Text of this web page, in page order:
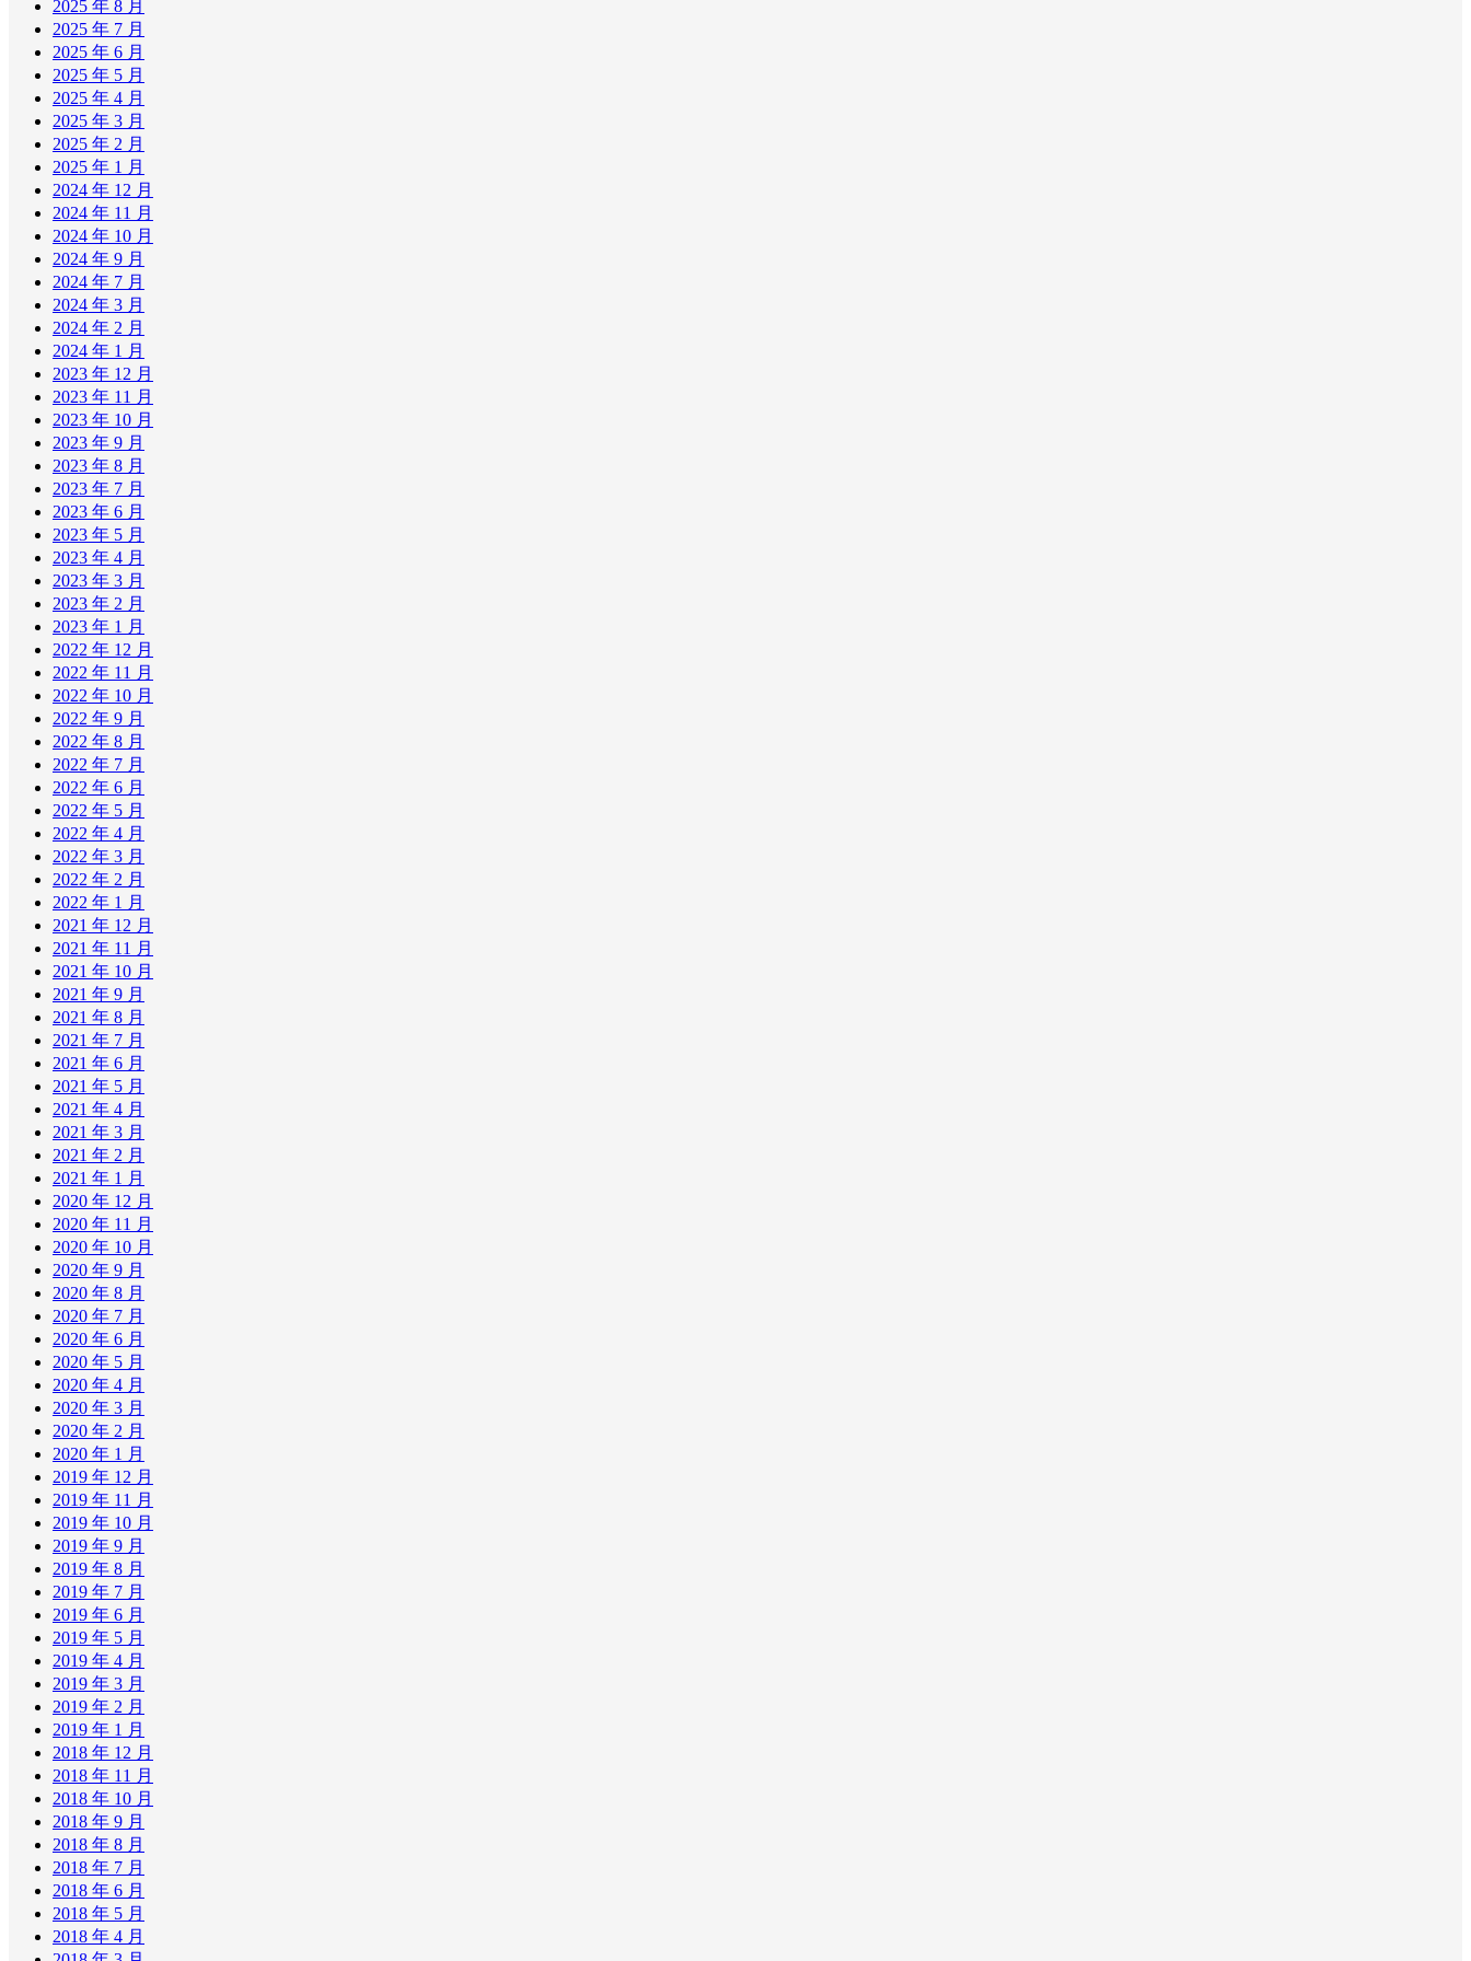
2025 年 8 月
2025 年 7 月
2025 年 6 月
2025 年 5 月
2025 年 4 月
2025 年 3 月
2025 年 2 月
2025 年 1 月
2024 年 12 月
2024 年 11 月
2024 年 10 月
2024 年 9 月
2024 年 7 月
2024 年 3 月
2024 年 2 月
2024 年 1 月
2023 年 12 月
2023 年 11 月
2023 年 10 月
2023 年 9 月
2023 年 8 月
2023 年 7 月
2023 年 6 月
2023 年 5 月
2023 年 4 月
2023 年 3 月
2023 年 2 月
2023 年 1 月
2022 年 12 月
2022 年 11 月
2022 年 10 月
2022 年 9 月
2022 年 8 月
2022 年 7 月
2022 年 6 月
2022 年 5 月
2022 年 4 月
2022 年 3 月
2022 年 2 月
2022 年 1 月
2021 年 12 月
2021 年 11 月
2021 年 10 月
2021 年 9 月
2021 年 8 月
2021 年 7 月
2021 年 6 月
2021 年 5 月
2021 年 4 月
2021 年 3 月
2021 年 2 月
2021 年 1 月
2020 年 12 月
2020 年 11 月
2020 年 10 月
2020 年 9 月
2020 年 8 月
2020 年 7 月
2020 年 6 月
2020 年 5 月
2020 年 4 月
2020 年 3 月
2020 年 2 月
2020 年 1 月
2019 年 12 月
2019 年 11 月
2019 年 10 月
2019 年 9 月
2019 年 8 月
2019 年 7 月
2019 年 6 月
2019 年 5 月
2019 年 4 月
2019 年 3 月
2019 年 2 月
2019 年 1 月
2018 年 12 月
2018 年 11 月
2018 年 10 月
2018 年 9 月
2018 年 8 月
2018 年 7 月
2018 年 6 月
2018 年 5 月
2018 年 4 月